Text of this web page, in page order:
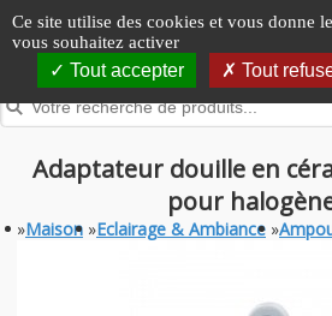
Panneau de gestion des cookies
Ce site utilise des cookies et vous donne
vous souhaitez activer
Tout accepter Tout
Adaptateur douille en
pour
»Maison »Eclairage & Ambiance »